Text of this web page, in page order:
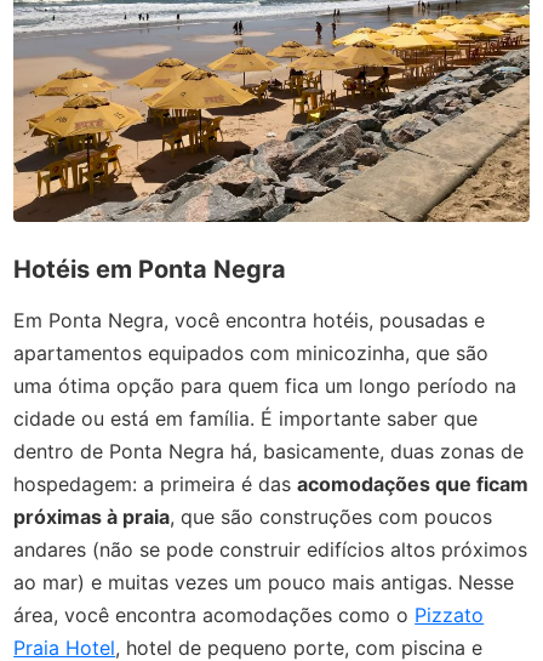
Hotéis em Ponta Negra
Em Ponta Negra, você encontra hotéis, pousadas e
apartamentos equipados com minicozinha, que são
uma ótima opção para quem fica um longo período na
cidade ou está em família. É importante saber que
dentro de Ponta Negra há, basicamente, duas zonas de
hospedagem: a primeira é dasacomodações que ficam
próximas à praia, que são construções com poucos
andares (não se pode construir edifícios altos próximos
ao mar) e muitas vezes um pouco mais antigas. Nesse
área, você encontra acomodações como o Pizzato
Praia Hotel, hotel de pequeno porte, com piscina e